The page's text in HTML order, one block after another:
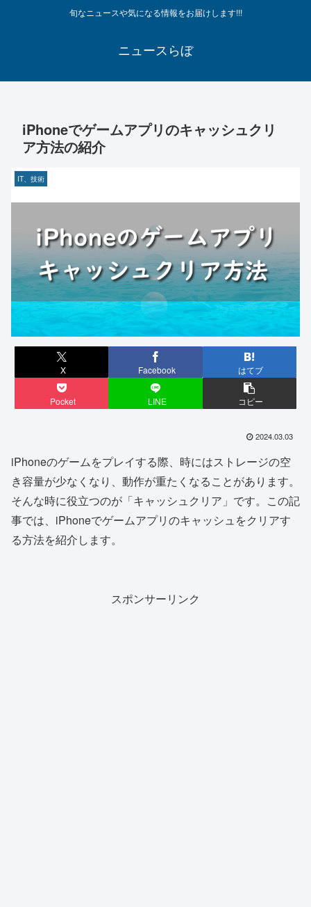
旬なニュースや気になる情報をお届けします!!!
ニュースらぼ
iPhoneでゲームアプリのキャッシュクリ
ア方法の紹介
IT、技術
X Facebook はてブ
Pocket LINE コピー
2024.03.03
iPhoneのゲームをプレイする際、時にはストレージの空
き容量が少なくなり、動作が重たくなることがあります。
そんな時に役立つのが「キャッシュクリア」です。この記
事では、iPhoneでゲームアプリのキャッシュをクリアす
る方法を紹介します。
スポンサーリンク